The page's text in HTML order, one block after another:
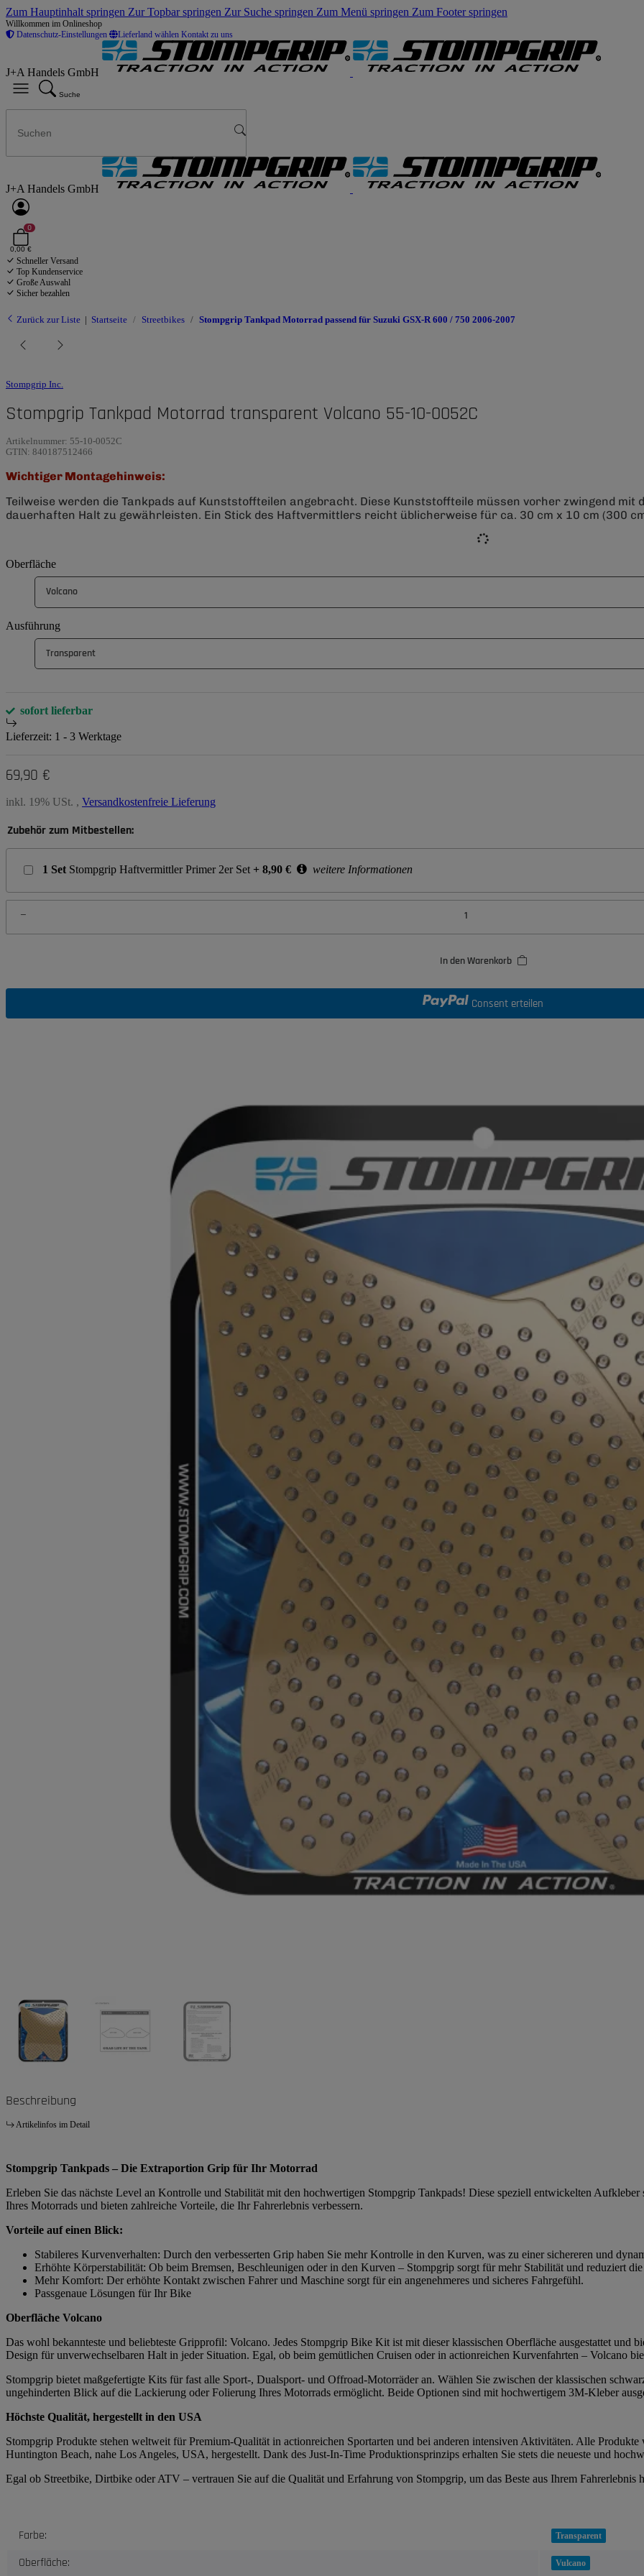
Zum Hauptinhalt springen Zur Topbar springen Zur Suche springen Zum Menü springen Zum Footer springen
Willkommen im Onlineshop
Datenschutz-Einstellungen
Lieferland wählen Kontakt zu uns
J+A Handels GmbH
Suche
J+A Handels GmbH
0
0,00 €
Schneller Versand
Top Kundenservice
Große Auswahl
Sicher bezahlen
Zurück zur Liste Startseite Streetbikes Stompgrip Tankpad Motorrad passend für Suzuki GSX-R 600 / 750 2006-2007
Stompgrip Inc.
Stompgrip Tankpad Motorrad transparent Volcano 55-10-0052C
Artikelnummer: 55-10-0052C
GTIN: 840187512466
Wichtiger Montagehinweis:
Teilweise werden die Tankpads auf Kunststoffteilen angebracht. Diese Kunststoffteile müssen vorher zwingend
dauerhaften Halt zu gewährleisten. Ein Stick des Haftvermittlers reicht üblicherweise für ca. 30 cm x 10 cm (300
Oberfläche
Volcano
Ausführung
Transparent
sofort lieferbar
Lieferzeit: 1 - 3 Werktage
69,90 €
inkl. 19% USt. , Versandkostenfreie Lieferung
Zubehör zum Mitbestellen:
1 Set Stompgrip Haftvermittler Primer 2er Set + 8,90 € weitere Informationen
In den Warenkorb
Consent erteilen
Beschreibung
Artikelinfos im Detail
Stompgrip Tankpads – Die Extraportion Grip für Ihr Motorrad
Erleben Sie das nächste Level an Kontrolle und Stabilität mit den hochwertigen Stompgrip Tankpads! Diese speziell entwickelten
Ihres Motorrads und bieten zahlreiche Vorteile, die Ihr Fahrerlebnis verbessern.
Vorteile auf einen Blick:
Stabileres Kurvenverhalten: Durch den verbesserten Grip haben Sie mehr Kontrolle in den Kurven, was zu einer sichereren und
Erhöhte Körperstabilität: Ob beim Bremsen, Beschleunigen oder in den Kurven – Stompgrip sorgt für mehr Stabilität und reduziert
Mehr Komfort: Der erhöhte Kontakt zwischen Fahrer und Maschine sorgt für ein angenehmeres und sicheres Fahrgefühl.
Passgenaue Lösungen für Ihr Bike
Oberfläche Volcano
Das wohl bekannteste und beliebteste Gripprofil: Volcano. Jedes Stompgrip Bike Kit ist mit dieser klassischen Oberfläche ausgestattet und
Design für unverwechselbaren Halt in jeder Situation. Egal, ob beim gemütlichen Cruisen oder in actionreichen Kurvenfahrten – Volcano
Stompgrip bietet maßgefertigte Kits für fast alle Sport-, Dualsport- und Offroad-Motorräder an. Wählen Sie zwischen der klassischen
ungehinderten Blick auf die Lackierung oder Folierung Ihres Motorrads ermöglicht. Beide Optionen sind mit hochwertigem 3M-Kleber
Höchste Qualität, hergestellt in den USA
Stompgrip Produkte stehen weltweit für Premium-Qualität in actionreichen Sportarten und bei anderen intensiven Aktivitäten. Alle
Huntington Beach, nahe Los Angeles, USA, hergestellt. Dank des Just-In-Time Produktionsprinzips erhalten Sie stets die neueste und
Egal ob Streetbike, Dirtbike oder ATV – vertrauen Sie auf die Qualität und Erfahrung von Stompgrip, um das Beste aus Ihrem Fahrerlebnis
Produkteigenschaft
Wert
Farbe: Transparent
Oberfläche: Vulcano